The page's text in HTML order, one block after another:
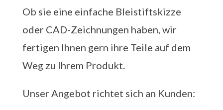
Ob sie eine einfache Bleistiftskizze
oder CAD-Zeichnungen haben, wir
fertigen Ihnen gern ihre Teile auf dem
Weg zu Ihrem Produkt.
Unser Angebot richtet sich an Kunden: